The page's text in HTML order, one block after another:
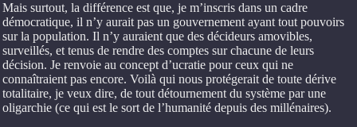
Mais surtout, la différence est que, je m’inscris dans un cadre
démocratique, il n’y aurait pas un gouvernement ayant tout pouvoirs
sur la population. Il n’y auraient que des décideurs amovibles,
surveillés, et tenus de rendre des comptes sur chacune de leurs
décision. Je renvoie au concept d’ucratie pour ceux qui ne
connaîtraient pas encore. Voilà qui nous protégerait de toute dérive
totalitaire, je veux dire, de tout détournement du système par une
oligarchie (ce qui est le sort de l’humanité depuis des millénaires).